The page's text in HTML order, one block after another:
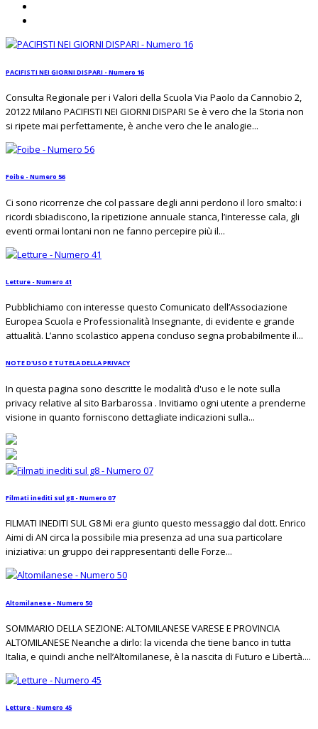
PACIFISTI NEI GIORNI DISPARI - Numero 16
Consulta Regionale per i Valori della Scuola Via Paolo da Cannobio 2,
20122 Milano PACIFISTI NEI GIORNI DISPARI Se è vero che la Storia non
si ripete mai perfettamente, è anche vero che le analogie...
Foibe - Numero 56
Ci sono ricorrenze che col passare degli anni perdono il loro smalto: i
ricordi sbiadiscono, la ripetizione annuale stanca, l’interesse cala, gli
eventi ormai lontani non ne fanno percepire più il...
Letture - Numero 41
Pubblichiamo con interesse questo Comunicato dell’Associazione
Europea Scuola e Professionalità Insegnante, di evidente e grande
attualità. L’anno scolastico appena concluso segna probabilmente il...
NOTE D'USO E TUTELA DELLA PRIVACY
In questa pagina sono descritte le modalità d'uso e le note sulla
privacy relative al sito Barbarossa . Invitiamo ogni utente a prenderne
visione in quanto forniscono dettagliate indicazioni sulla...
Filmati inediti sul g8 - Numero 07
FILMATI INEDITI SUL G8 Mi era giunto questo messaggio dal dott. Enrico
Aimi di AN circa la possibile mia presenza ad una sua particolare
iniziativa: un gruppo dei rappresentanti delle Forze...
Altomilanese - Numero 50
SOMMARIO DELLA SEZIONE: ALTOMILANESE VARESE E PROVINCIA
ALTOMILANESE Neanche a dirlo: la vicenda che tiene banco in tutta
Italia, e quindi anche nell’Altomilanese, è la nascita di Futuro e Libertà....
Letture - Numero 45